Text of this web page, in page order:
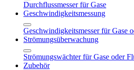
Durchflussmesser für Gase
Geschwindigkeitsmessung
Geschwindigkeitsmesser für Gase
Strömungsüberwachung
Strömungswächter für Gase oder
Zubehör